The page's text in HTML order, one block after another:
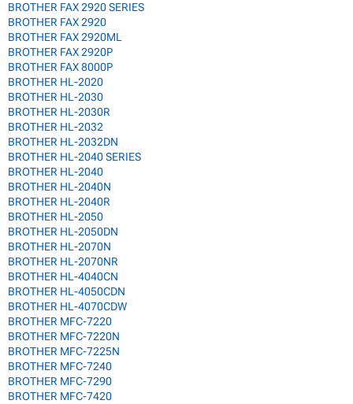
BROTHER FAX 2920 SERIES
BROTHER FAX 2920
BROTHER FAX 2920ML
BROTHER FAX 2920P
BROTHER FAX 8000P
BROTHER HL-2020
BROTHER HL-2030
BROTHER HL-2030R
BROTHER HL-2032
BROTHER HL-2032DN
BROTHER HL-2040 SERIES
BROTHER HL-2040
BROTHER HL-2040N
BROTHER HL-2040R
BROTHER HL-2050
BROTHER HL-2050DN
BROTHER HL-2070N
BROTHER HL-2070NR
BROTHER HL-4040CN
BROTHER HL-4050CDN
BROTHER HL-4070CDW
BROTHER MFC-7220
BROTHER MFC-7220N
BROTHER MFC-7225N
BROTHER MFC-7240
BROTHER MFC-7290
BROTHER MFC-7420